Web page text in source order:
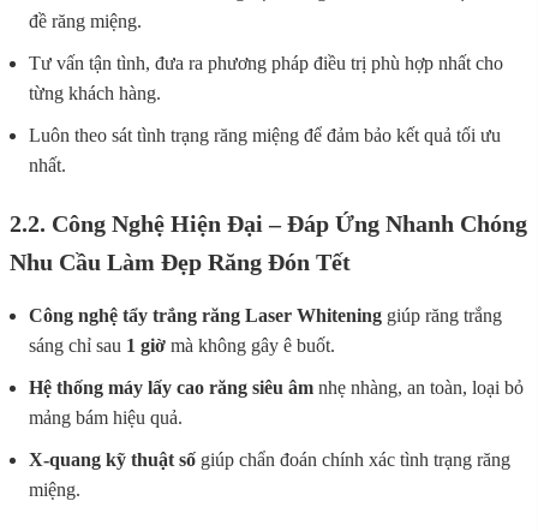
đề răng miệng.
Tư vấn tận tình, đưa ra phương pháp điều trị phù hợp nhất cho
từng khách hàng.
Luôn theo sát tình trạng răng miệng để đảm bảo kết quả tối ưu
nhất.
2.2. Công Nghệ Hiện Đại – Đáp Ứng Nhanh Chóng
Nhu Cầu Làm Đẹp Răng Đón Tết
Công nghệ tẩy trắng răng Laser Whitening giúp răng trắng
sáng chỉ sau 1 giờ mà không gây ê buốt.
Hệ thống máy lấy cao răng siêu âm nhẹ nhàng, an toàn, loại bỏ
mảng bám hiệu quả.
X-quang kỹ thuật số giúp chẩn đoán chính xác tình trạng răng
miệng.